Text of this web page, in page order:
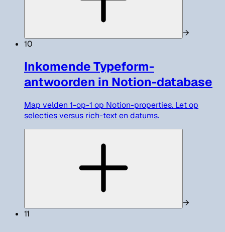
→
10
Inkomende Typeform-
antwoorden in Notion-database
Map velden 1-op-1 op Notion-properties. Let op
selecties versus rich-text en datums.
→
11